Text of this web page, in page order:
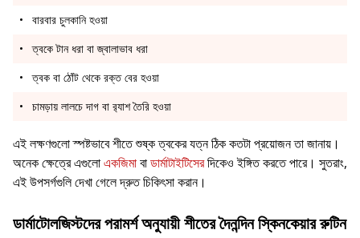
বারবার চুলকানি হওয়া
ত্বকে টান ধরা বা জ্বালাভাব ধরা
ত্বক বা ঠোঁট থেকে রক্ত বের হওয়া
চামড়ায় লালচে দাগ বা র‍্যাশ তৈরি হওয়া
এই লক্ষণগুলো স্পষ্টভাবে শীতে শুষ্ক ত্বকের যত্ন ঠিক কতটা প্রয়োজন তা জানায়।
অনেক ক্ষেত্রে এগুলোএকজিমাবাডার্মাটাইটিসেরদিকেও ইঙ্গিত করতে পারে। সুতরাং,
এই উপসর্গগুলি দেখা গেলে দ্রুত চিকিৎসা করান।
ডার্মাটোলজিস্টদের পরামর্শ অনুযায়ী শীতের দৈনন্দিন স্কিনকেয়ার রুটিন